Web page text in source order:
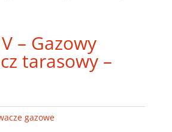
– Gazowy
tarasowy –
gazowe